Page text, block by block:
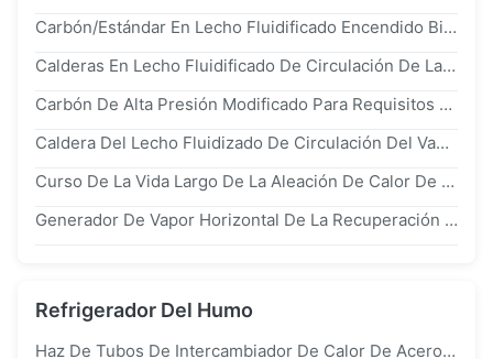
Carbón/Estándar En Lecho Fluidificado Encendido Biomasa De La Caldera ASME De Circulación De La Caldera De CFB
Calderas En Lecho Fluidificado De Circulación De La Eficacia Termal CFB, Biomasa Del Carbón De La Caldera De Agua Caliente Encendida
Carbón De Alta Presión Modificado Para Requisitos Particulares De La Caldera De Vapor Del Lecho Fluidizado De Circulación Encendido
Caldera Del Lecho Fluidizado De Circulación Del Vapor CFB Para La Central Eléctrica Industrial 75 T/H
Curso De La Vida Largo De La Aleación De Calor De La Recuperación Del Generador Industrial Y Para Uso General Del Sistema
Generador De Vapor Horizontal De La Recuperación De Calor Del Estilo HRSG Con Alta Durabilidad
Refrigerador Del Humo
Haz De Tubos De Intercambiador De Calor De Acero Inoxidable tp309s Para Refinería De Petróleo